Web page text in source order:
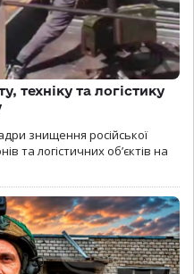
техніку та логістику
знищення російської
та логістичних об’єктів на